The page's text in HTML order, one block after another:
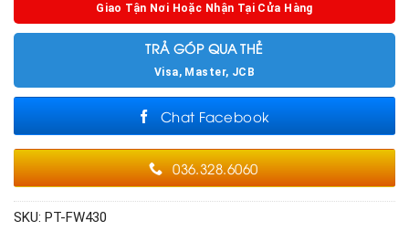
Giao Tận Nơi Hoặc Nhận Tại Cửa Hàng
TRẢ GÓP QUA THẺ
Visa, Master, JCB
Chat Facebook
036.328.6060
SKU: PT-FW430